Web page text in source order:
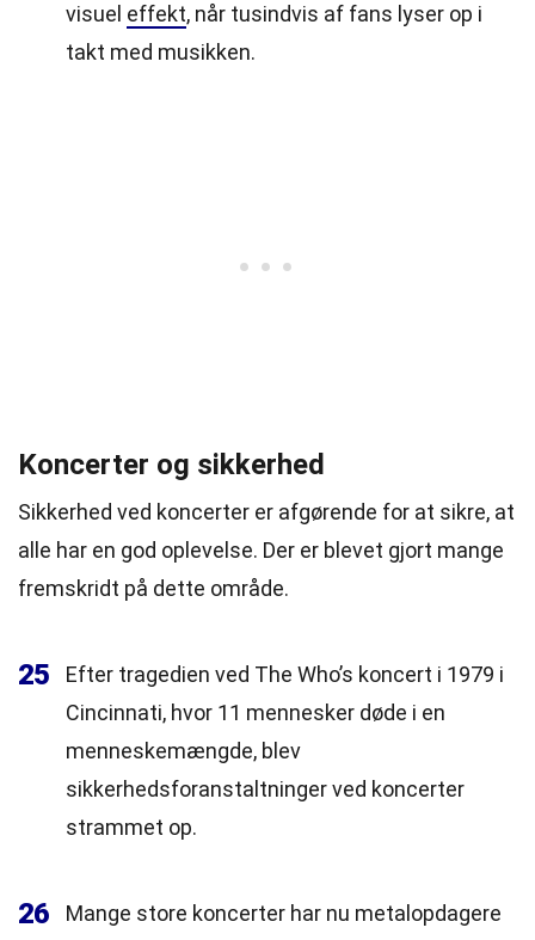
visuel effekt, når tusindvis af fans lyser op i
takt med musikken.
Koncerter og sikkerhed
Sikkerhed ved koncerter er afgørende for at sikre, at
alle har en god oplevelse. Der er blevet gjort mange
fremskridt på dette område.
25
Efter tragedien ved The Who’s koncert i 1979 i
Cincinnati, hvor 11 mennesker døde i en
menneskemængde, blev
sikkerhedsforanstaltninger ved koncerter
strammet op.
26
Mange store koncerter har nu metalopdagere